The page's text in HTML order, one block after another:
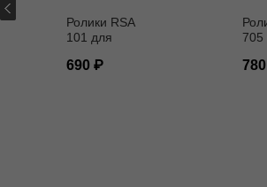
Ролики RSA
101 для
мм
690
705
мм
780